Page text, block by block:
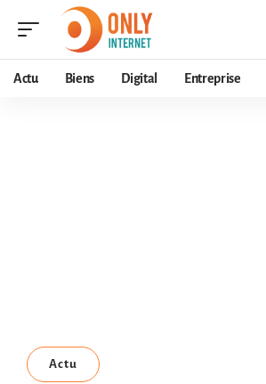
Actu Biens Digital Entreprise
Actu